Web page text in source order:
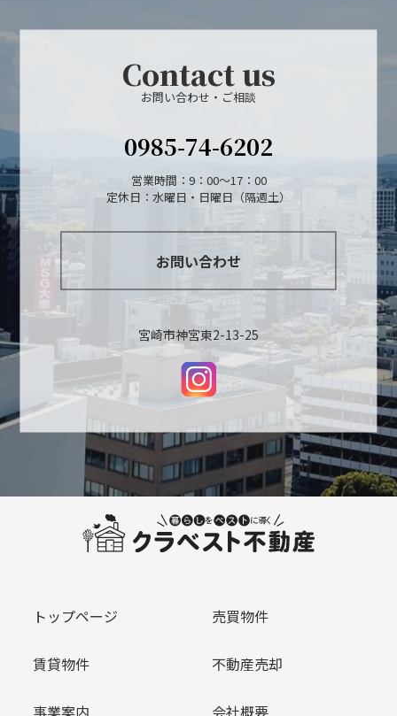
Contact us
お問い合わせ・ご相談
0985-74-6202
営業時間：9：00～17：00
定休日：水曜日・日曜日（隔週土）
お問い合わせ
宮崎市神宮東2-13-25
トップページ 売買物件
賃貸物件 不動産売却
事業案内 会社概要